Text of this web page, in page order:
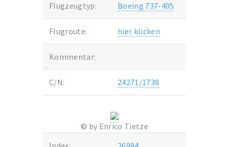
Flugzeugtyp: Boeing 737-405
Flugroute: hier klicken
Kommentar:
C/N: 24271/1738
© by Enrico Tietze